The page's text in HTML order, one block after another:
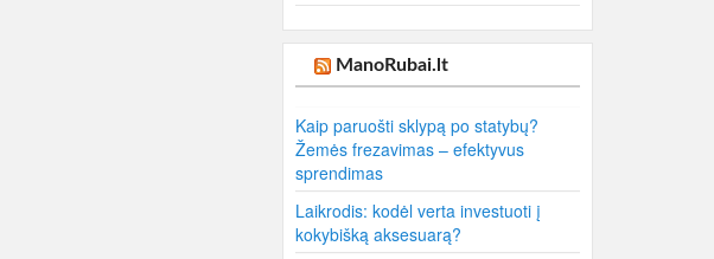
ManoRubai.lt
Kaip paruošti sklypą po statybų?
Žemės frezavimas – efektyvus
sprendimas
Laikrodis: kodėl verta investuoti į
kokybišką aksesuarą?